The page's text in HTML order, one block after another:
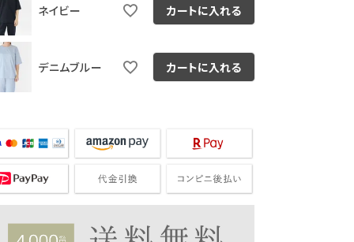
ネイビー カートに入れる
デニムブルー カートに入れる